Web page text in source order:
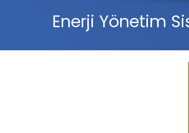
Enerji Yönetim